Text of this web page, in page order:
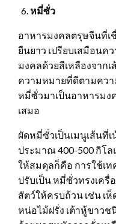
หมี่ซั่ว
อาหารมงคลตรุษจีนที่เ
ยืนยาว เปรียบเสมือนค
มงคลด้วยสีเหลืองจาก
ความหมายที่ดีตามควา
หมี่ซั่วมาเป็นอาหารมง
เสมอ
ผัดหมี่ซั่วเป็นเมนูเส้นที่
ประมาณ 400-500 กิโ
ให้สมดุลก็คือ การใช้เท
ปรับเป็น หมี่ซั่วทรงเครื่
สัตว์ให้ครบถ้วน เช่น เ
หน่อไม้ฝรั่ง เต้าหู้ขาวช